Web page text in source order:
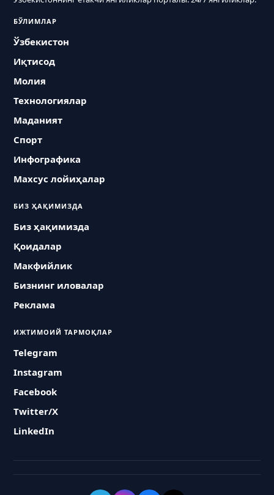
БЎЛИМЛАР
Ўзбекистон
Иқтисод
Молия
Технологиялар
Маданият
Спорт
Инфографика
Махсус лойиҳалар
БИЗ ҲАҚИМИЗДА
Биз ҳақимизда
Қоидалар
Макфийлик
Бизнинг иловалар
Реклама
ИЖТИМОИЙ ТАРМОҚЛАР
Telegram
Instagram
Facebook
Twitter/X
LinkedIn